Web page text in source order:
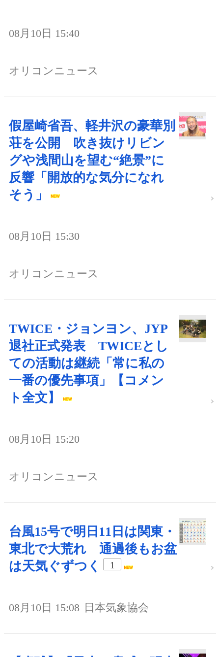
08月10日 15:40
オリコンニュース
假屋崎省吾、軽井沢の豪華別
荘を公開 吹き抜けリビン
グや浅間山を望む“絶景”に
反響「開放的な気分になれ
そう」
08月10日 15:30
オリコンニュース
TWICE・ジョンヨン、JYP
退社正式発表 TWICEとし
ての活動は継続「常に私の
一番の優先事項」【コメン
ト全文】
08月10日 15:20
オリコンニュース
台風15号で明日11日は関東・
東北で大荒れ 通過後もお盆
は天気ぐずつく
1
08月10日 15:08 日本気象協会